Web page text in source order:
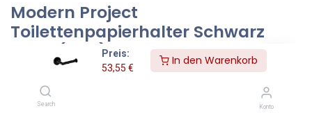
Preis:
53,55 €
In den Warenkorb
Search Konto
Modern Project
Toilettenpapierhalter Schwarz
matt (BLM) MP60510BL
Farbe Schwarz matt (BLM)
Die Badaccessoires-Kollektion MODERN PROJECT zeichnet sich